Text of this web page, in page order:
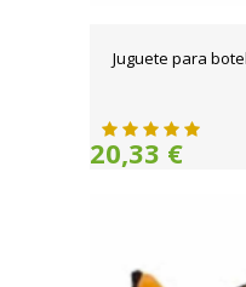
Juguete para
20,33 €